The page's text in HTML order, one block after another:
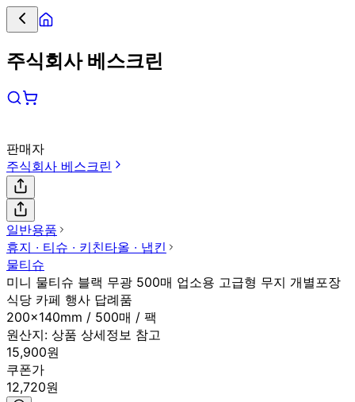
주식회사 베스크린
판매자
주식회사 베스크린
일반용품
휴지 ∙ 티슈 ∙ 키친타올 ∙ 냅킨
물티슈
미니 물티슈 블랙 무광 500매 업소용 고급형 무지 개별포장
식당 카페 행사 답례품
200x140mm / 500매 / 팩
원산지: 상품 상세정보 참고
15,900원
쿠폰가
12,720원